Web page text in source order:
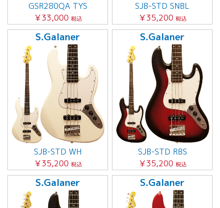
GSR280QA TYS
￥33,000 税込
SJB-STD SNBL
￥35,200 税込
S.Galaner
SJB-STD WH
￥35,200 税込
S.Galaner
SJB-STD RBS
￥35,200 税込
S.Galaner S.Galaner